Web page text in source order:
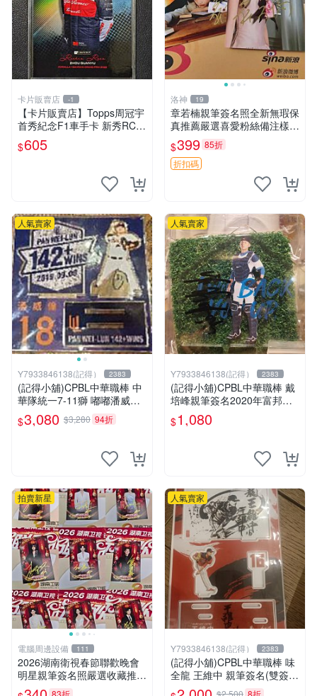
卡片販賣店 -1
【卡片販賣店】Topps周冠宇
首秀紀念F1車手卡 新秀RC
小周 中國F1
$605
洛神 19
章若楠親筆簽名照全新無瑕保
真推薦嚴選喜愛粉絲備注樣式
親筆 簽名 筆跡
$399 85折
折扣碼
人氣賣家
Y7933846138(記得） 2383
(記得小舖)CPBL中華職棒 中
華隊統一7-11獅 嘟嘟潘威倫
中職142勝紀念簽名大立牌 台
灣現貨如圖
$3,080 $3,280 94折
人氣賣家
Y7933846138(記得） 2383
(記得小舖)CPBL中華職棒 戴
培峰親筆簽名2020年富邦手
機架 台灣現貨如圖
$1,080
拍賣新星
電腦周邊設備 111
2026湖南衛視春節聯歡晚會
明星親筆簽名照嚴選收藏推薦
何炅任賢齊李一桐 何炅 任賢
人氣賣家
Y7933846138(記得） 2383
(記得小舖)CPBL中華職棒 味
全龍 王維中 親筆簽名(雙簽)
墨繪壓克力牌 台灣現貨如圖